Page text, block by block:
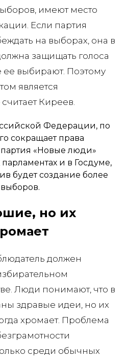
имеют место
Если партия
на выборах, она в
защищать голоса
ее выбирают. Поэтому
является
считает Киреев.
Федерации, по
сокращает права
«Новые люди»
и в Госдуме,
будет создание более
но их
должен
Люди понимают, что в
здравые идеи, но их
хромает. Проблема
среди обычных